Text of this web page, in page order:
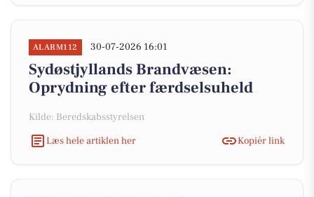
ALARM112 30-07-2026 16:01
Sydøstjyllands Brandvæsen:
Oprydning efter færdselsuheld
Kilde: Beredskabsstyrelsen
Læs hele artiklen her
Kopiér link